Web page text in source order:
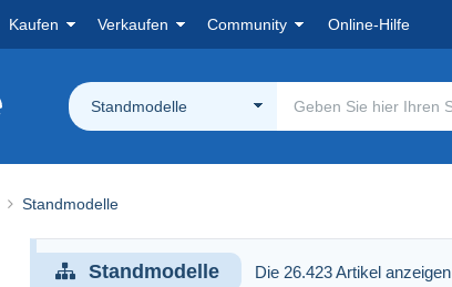
Kaufen Verkaufen Community Online-Hilfe
Standmodelle
Standmodelle
Standmodelle Die 26.423 Artikel anzeigen